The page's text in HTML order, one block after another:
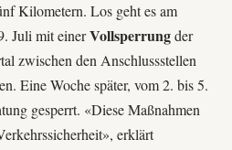
Kilometern. Los geht es am
Juli mit einerVollsperrungder
zwischen den Anschlussstellen
Eine Woche später, vom 2. bis 5.
gesperrt. «Diese Maßnahmen
erklärt